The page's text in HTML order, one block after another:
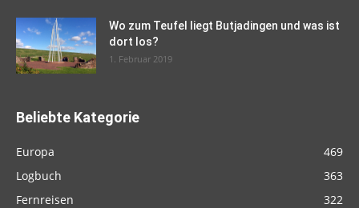
Wo zum Teufel liegt Butjadingen und was ist
dort los?
1. Februar 2019
Beliebte Kategorie
Europa
469
Logbuch
363
Fernreisen
322